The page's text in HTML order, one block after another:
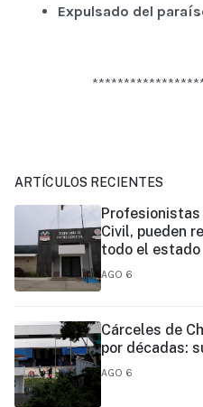
Expulsado del
ARTÍCULOS RECIENTES
Civil, pueden
todo el estado
AGO 6
Cárceles de
por décadas:
AGO 6